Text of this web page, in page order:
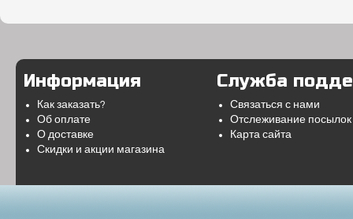
Информация
Как заказать?
Об оплате
О доставке
Скидки и акции магазина
Служба
Связаться с нами
Отслеживание посылок
Карта сайта